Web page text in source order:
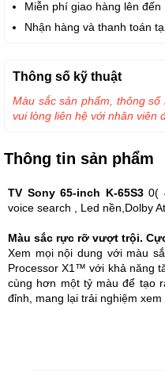
Miễn phí giao hàng lên đến
Nhận hàng và thanh toán
Thông tin sản phẩm
TV Sony 65-inch K-65S30(
voice search , Led nền,Dolby
Màu sắc rực rỡ vượt trội.
Xem mọi nội dung với màu
Processor X1™ với khả năng
cùng hơn một tỷ màu để tạo
đỉnh, mang lại trải nghiệm xem
Thông số kỹ thuật
Màu sắc sản phẩm, thông
vui lòng liên hệ với nhân viên